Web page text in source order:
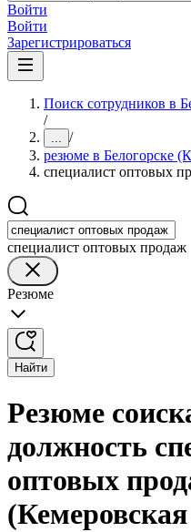
Войти
Войти
Зарегистрироваться
Поиск сотрудников в
/
... /
резюме в Белогорске
специалист оптовых
специалист оптовых продаж
Резюме
Найти
Резюме
должность
оптовых